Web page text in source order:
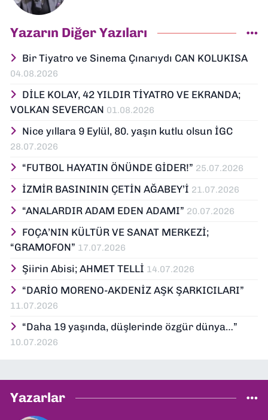
Yazarın Diğer Yazıları
Bir Tiyatro ve Sinema Çınarıydı CAN KOLUKISA
04.08.2026
DİLE KOLAY, 42 YILDIR TİYATRO VE EKRANDA;
VOLKAN SEVERCAN 01.08.2026
Nice yıllara 9 Eylül, 80. yaşın kutlu olsun İGC
28.07.2026
“FUTBOL HAYATIN ÖNÜNDE GİDER!” 25.07.2026
İZMİR BASINININ ÇETİN AĞABEY’İ 21.07.2026
“ANALARDIR ADAM EDEN ADAMI” 20.07.2026
FOÇA’NIN KÜLTÜR VE SANAT MERKEZİ;
“GRAMOFON” 17.07.2026
Şiirin Abisi; AHMET TELLİ 14.07.2026
“DARİO MORENO-AKDENİZ AŞK ŞARKICILARI”
11.07.2026
“Daha 19 yaşında, düşlerinde özgür dünya…”
10.07.2026
Yazarlar